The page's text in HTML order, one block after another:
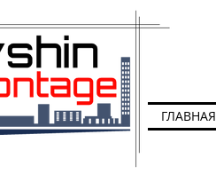
ГЛАВНАЯ